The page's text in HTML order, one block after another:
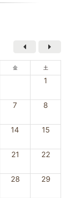
金 土
1
7 8
14 15
21 22
28 29